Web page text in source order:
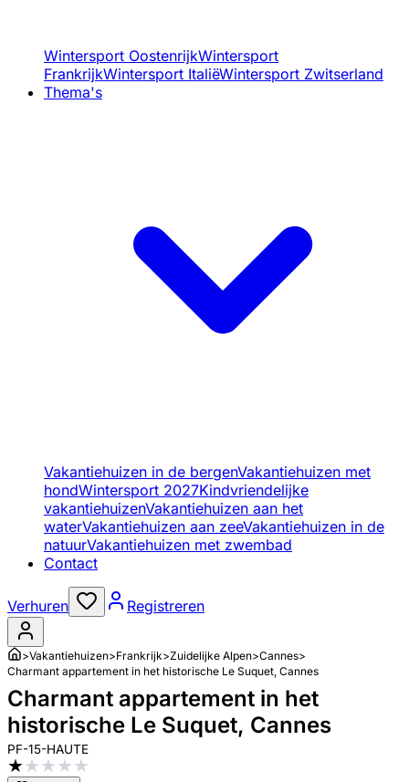
Wintersport OostenrijkWintersport
FrankrijkWintersport ItaliëWintersport Zwitserland
Thema's
Vakantiehuizen in de bergenVakantiehuizen met
hondWintersport 2027Kindvriendelijke
vakantiehuizenVakantiehuizen aan het
waterVakantiehuizen aan zeeVakantiehuizen in de
natuurVakantiehuizen met zwembad
Contact
Verhuren Registreren
>Vakantiehuizen>Frankrijk>Zuidelijke Alpen>Cannes>
Charmant appartement in het historische Le Suquet, Cannes
Charmant appartement in het
historische Le Suquet, Cannes
PF-15-HAUTE
★★★★★